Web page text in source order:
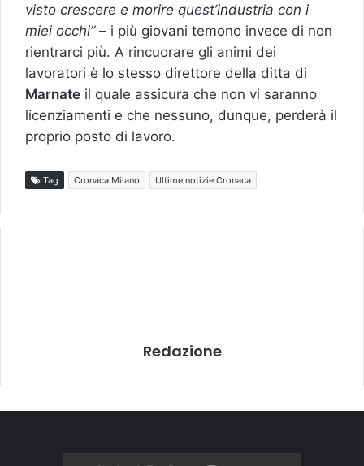
visto crescere e morire quest’industria con i
miei occhi”– i più giovani temono invece di non
rientrarci più. A rincuorare gli animi dei
lavoratori è lo stesso direttore della ditta di
Marnate il quale assicura che non vi saranno
licenziamenti e che nessuno, dunque, perderà il
proprio posto di lavoro.
Tag Cronaca Milano Ultime notizie Cronaca
Redazione